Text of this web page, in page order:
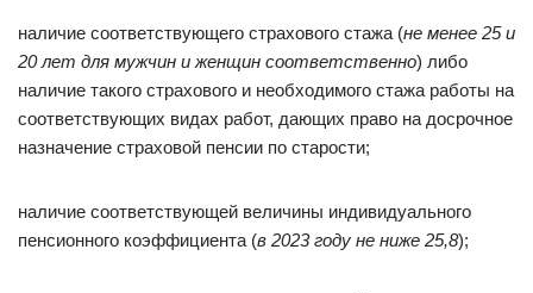
наличие соответствующего страхового стажа (не менее 25 и
20 лет для мужчин и женщин соответственно) либо
наличие такого страхового и необходимого стажа работы на
соответствующих видах работ, дающих право на досрочное
назначение страховой пенсии по старости;
наличие соответствующей величины индивидуального
пенсионного коэффициента (в 2023 году не ниже 25,8);